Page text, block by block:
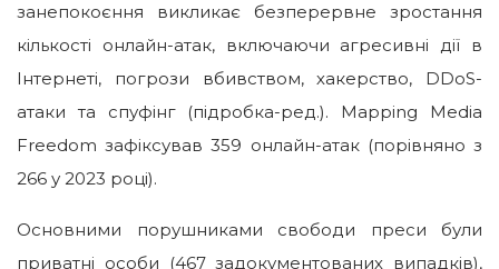
занепокоєння викликає безперервне зростання
кількості онлайн-атак, включаючи агресивні дії в
Інтернеті, погрози вбивством, хакерство, DDoS-
атаки та спуфінг (підробка-ред.). Mapping Media
Freedom зафіксував 359 онлайн-атак (порівняно з
266 у 2023 році).
Основними порушниками свободи преси були
приватні особи (467 задокументованих випадків),